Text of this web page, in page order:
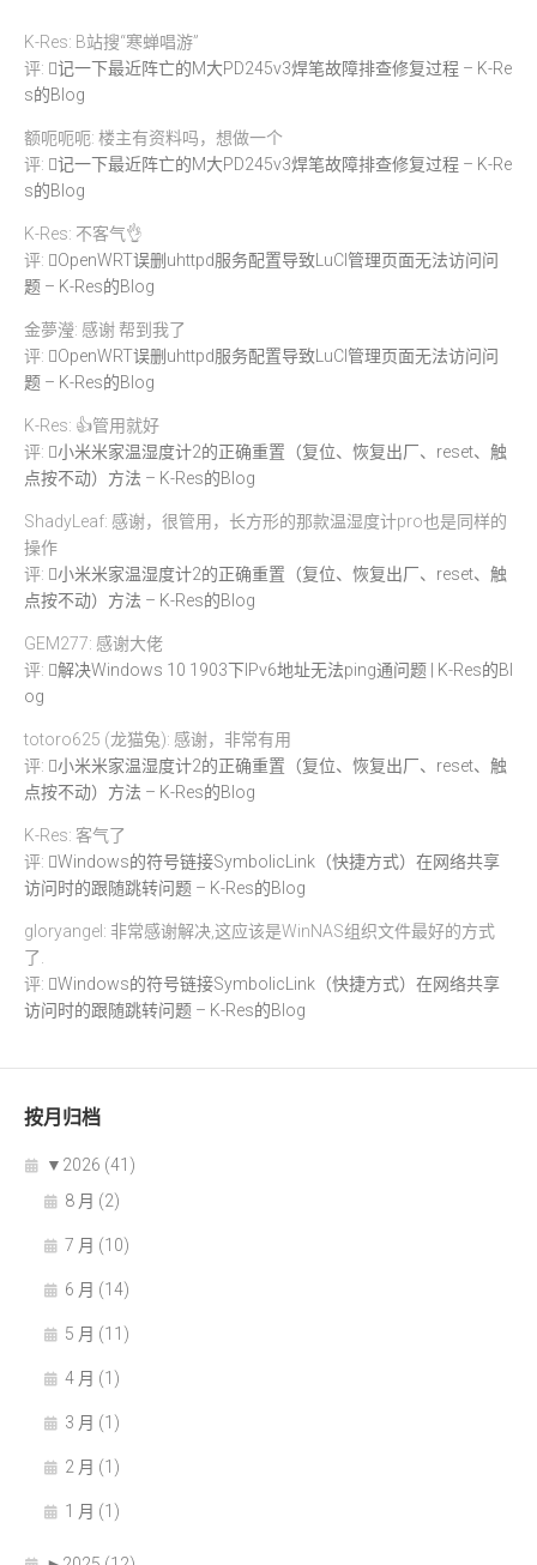
K-Res: B站搜“寒蝉唱游”
评:
记一下最近阵亡的M大PD245v3焊笔故障排查修复过程 – K-Re
s的Blog
额呃呃呃: 楼主有资料吗，想做一个
评:
记一下最近阵亡的M大PD245v3焊笔故障排查修复过程 – K-Re
s的Blog
K-Res: 不客气👌
评:
OpenWRT误删uhttpd服务配置导致LuCI管理页面无法访问问
题 – K-Res的Blog
金夢瀅: 感谢 帮到我了
评:
OpenWRT误删uhttpd服务配置导致LuCI管理页面无法访问问
题 – K-Res的Blog
K-Res: 👍管用就好
评:
小米米家温湿度计2的正确重置（复位、恢复出厂、reset、触
点按不动）方法 – K-Res的Blog
ShadyLeaf: 感谢，很管用，长方形的那款温湿度计pro也是同样的
操作
评:
小米米家温湿度计2的正确重置（复位、恢复出厂、reset、触
点按不动）方法 – K-Res的Blog
GEM277: 感谢大佬
评:
解决Windows 10 1903下IPv6地址无法ping通问题 | K-Res的Bl
og
totoro625 (龙猫兔): 感谢，非常有用
评:
小米米家温湿度计2的正确重置（复位、恢复出厂、reset、触
点按不动）方法 – K-Res的Blog
K-Res: 客气了
评:
Windows的符号链接SymbolicLink（快捷方式）在网络共享
访问时的跟随跳转问题 – K-Res的Blog
gloryangel: 非常感谢解决,这应该是WinNAS组织文件最好的方式
了.
评:
Windows的符号链接SymbolicLink（快捷方式）在网络共享
访问时的跟随跳转问题 – K-Res的Blog
按月归档
▼ 2026 (41)
8 月 (2)
7 月 (10)
6 月 (14)
5 月 (11)
4 月 (1)
3 月 (1)
2 月 (1)
1 月 (1)